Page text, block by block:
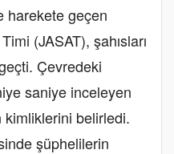
harekete geçen
(JASAT), şahısları
Çevredeki
saniye inceleyen
belirledi.
şüphelilerin